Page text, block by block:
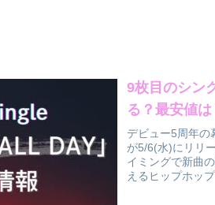
9枚目のシン
る？最安値
デビュー5周年の
が5/6(水)にリリ
イミングで新曲
えるヒップホッ